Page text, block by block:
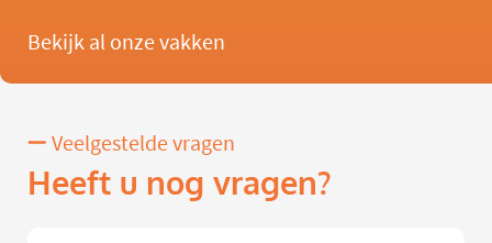
Bekijk al onze vakken
Veelgestelde vragen
Heeft u nog vragen?